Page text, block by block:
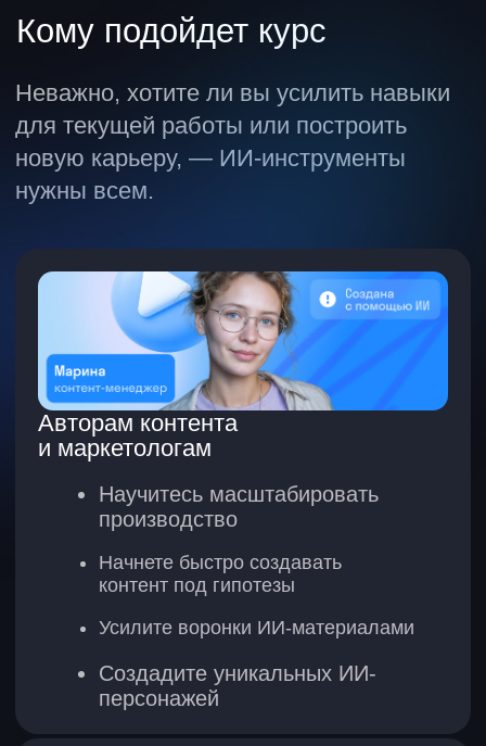
Инструменты, которые вы изучите
Освоите полный набор
инструментов для вашей
Писать промпты и управлять ИИ
Формула сильного промпта
Набор из 30 готовых промптов
Управление стилем
и деталями
Предсказуемый результат
Персональный ИИ-ассистент
под ваши задачи